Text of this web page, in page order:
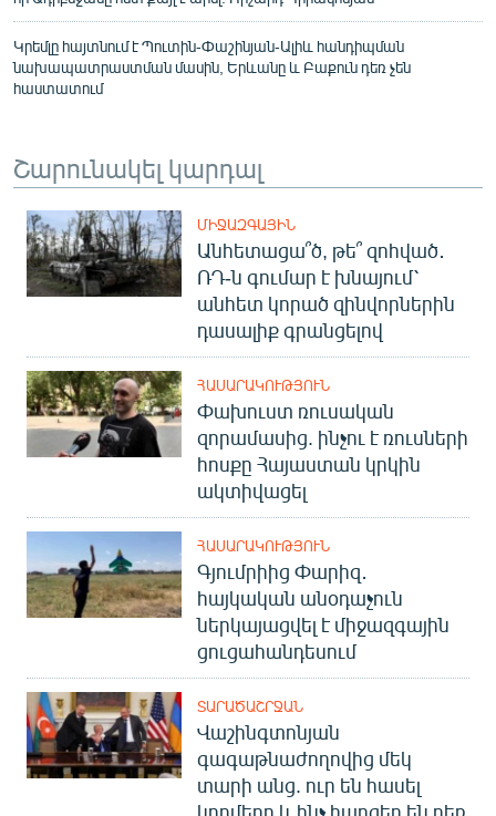
Կրեմլը հայտնում է Պուտին-Փաշինյան-Ալիև հանդիպման
նախապատրաստման մասին, Երևանը և Բաքուն դեռ չեն
հաստատում
Շարունակել կարդալ
ՄԻՋԱԶԳԱՅԻՆ
Անհետացա՞ծ, թե՞ զոհված․
ՌԴ-ն գումար է խնայում՝
անհետ կորած զինվորներին
դասալիք գրանցելով
ՀԱՍԱՐԱԿՈՒԹՅՈՒՆ
Փախուստ ռուսական
զորամասից. ինչու է ռուսների
հոսքը Հայաստան կրկին
ակտիվացել
ՀԱՍԱՐԱԿՈՒԹՅՈՒՆ
Գյումրիից Փարիզ․
հայկական անօդաչուն
ներկայացվել է միջազգային
ցուցահանդեսում
ՏԱՐԱԾԱՇՐՋԱՆ
Վաշինգտոնյան
գագաթնաժողովից մեկ
տարի անց. ուր են հասել
կողմերը և ինչ հարցեր են դեռ